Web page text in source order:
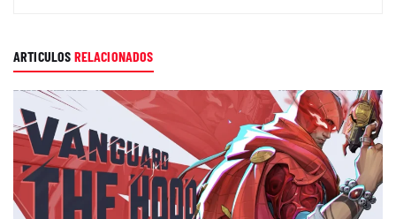
ARTICULOS RELACIONADOS